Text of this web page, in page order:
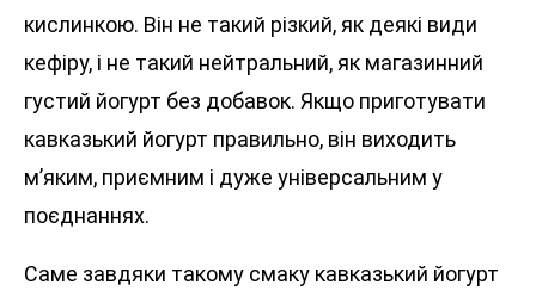
кислинкою. Він не такий різкий, як деякі види
кефіру, і не такий нейтральний, як магазинний
густий йогурт без добавок. Якщо приготувати
кавказький йогурт правильно, він виходить
м’яким, приємним і дуже універсальним у
поєднаннях.
Саме завдяки такому смаку кавказький йогурт